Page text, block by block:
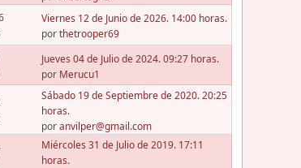
Viernes 12 de Junio de 2026. 14:00 horas.
porthetrooper69
Jueves 04 de Julio de 2024. 09:27 horas.
por Merucu1
Sábado 19 de Septiembre de 2020. 20:25
horas.
poranvilper@gmail.com
Miércoles 31 de Julio de 2019. 17:11
horas.